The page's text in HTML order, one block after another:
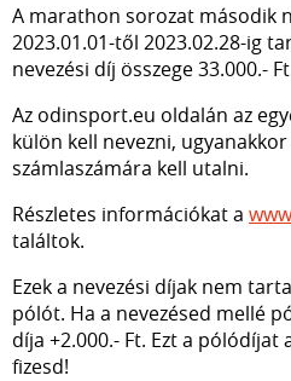
A marathon sorozat második
2023.01.01-től 2023.02.28-ig
nevezési díj összege 33.000.-
Az odinsport.eu oldalán az
külön kell nevezni,
számlaszámára kell utalni.
Részletes információkat a
találtok.
Ezek a nevezési díjak nem
pólót. Ha a nevezésed mellé
díja +2.000.- Ft. Ezt a pólódíjat
fizesd!